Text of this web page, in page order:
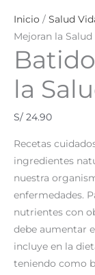
Inicio / Salud
Mejoran la Salud
la
S/ 24.90
Recetas
ingredientes
nuestra
enfermedades.
nutrientes con
debe aumentar
incluye en la
teniendo como